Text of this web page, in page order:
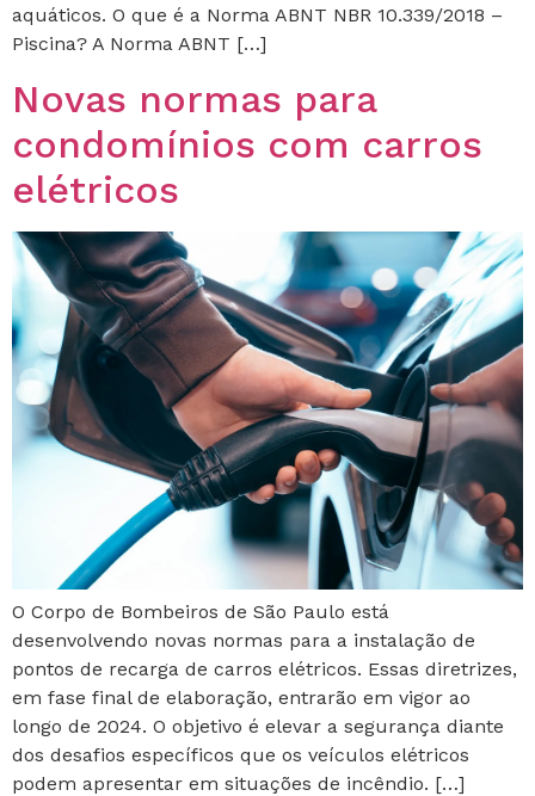
aquáticos. O que é a Norma ABNT NBR 10.339/2018 –
Piscina? A Norma ABNT […]
Novas normas para
condomínios com carros
elétricos
O Corpo de Bombeiros de São Paulo está
desenvolvendo novas normas para a instalação de
pontos de recarga de carros elétricos. Essas diretrizes,
em fase final de elaboração, entrarão em vigor ao
longo de 2024. O objetivo é elevar a segurança diante
dos desafios específicos que os veículos elétricos
podem apresentar em situações de incêndio. […]